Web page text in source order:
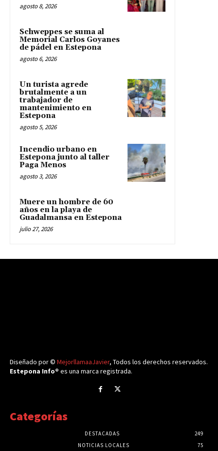
agosto 8, 2026
Schweppes se suma al
Memorial Carlos Goyanes
de pádel en Estepona
agosto 6, 2026
Un turista agrede
brutalmente a un
trabajador de
mantenimiento en
Estepona
agosto 5, 2026
Incendio urbano en
Estepona junto al taller
Paga Menos
agosto 3, 2026
Muere un hombre de 60
años en la playa de
Guadalmansa en Estepona
julio 27, 2026
Diseñado por © MejorllamaaJavier, Todos los derechos reservados.
Estepona Info® es una marca registrada.
Categorías
DESTACADAS
249
NOTICIAS LOCALES
75